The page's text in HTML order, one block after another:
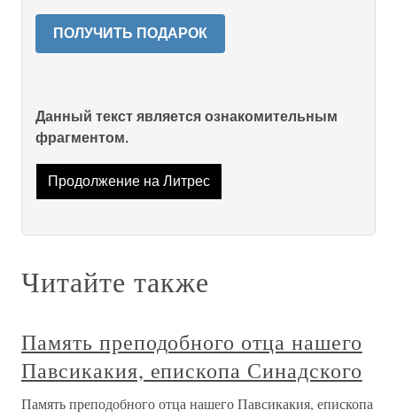
ПОЛУЧИТЬ ПОДАРОК
Данный текст является ознакомительным
фрагментом.
Продолжение на Литрес
Читайте также
Память преподобного отца нашего
Павсикакия, епископа Синадского
Память преподобного отца нашего Павсикакия, епископа